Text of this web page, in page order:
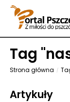
Tag "
Strona główna
Artykuły